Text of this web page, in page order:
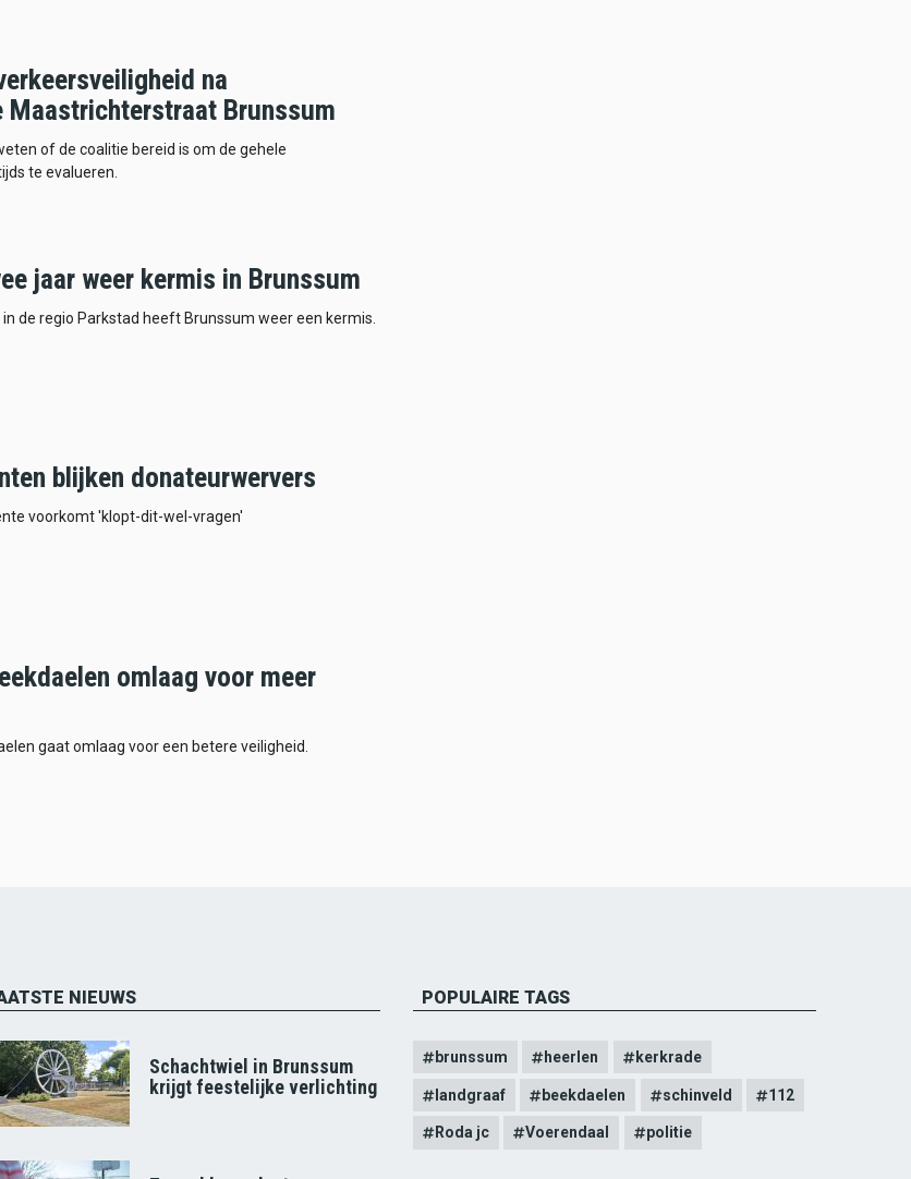
na
Brunssum
of de coalitie bereid is om de gehele
te evalueren.
jaar weer kermis in Brunssum
de regio Parkstad heeft Brunssum weer een kermis.
blijken donateurwervers
voorkomt 'klopt-dit-wel-vragen'
omlaag voor meer
gaat omlaag voor een betere veiligheid.
NIEUWS
Schachtwiel in Brunssum
krijgt feestelijke verlichting
POPULAIRE TAGS
brunssum heerlen kerkrade
landgraaf beekdaelen schinveld 112
Roda jc Voerendaal politie